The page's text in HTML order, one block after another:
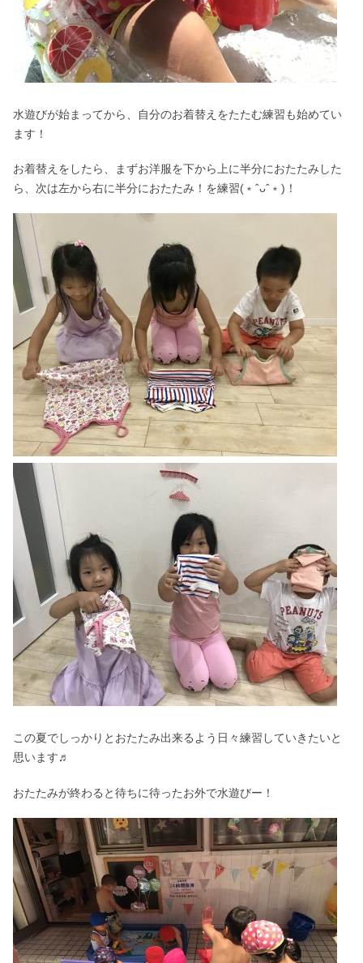
水遊びが始まってから、自分のお着替えをたたむ練習も始めてい
ます！
お着替えをしたら、まずお洋服を下から上に半分におたたみした
ら、次は左から右に半分におたたみ！を練習(﹡ˆᴗˆ﹡)！
この夏でしっかりとおたたみ出来るよう日々練習していきたいと
思います♬
おたたみが終わると待ちに待ったお外で水遊びー！